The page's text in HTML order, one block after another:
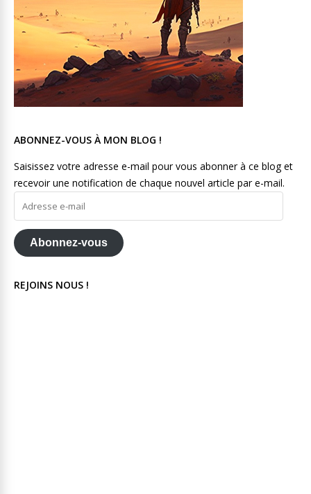
ABONNEZ-VOUS À MON BLOG !
Saisissez votre adresse e-mail pour vous abonner à ce blog et
recevoir une notification de chaque nouvel article par e-mail.
mail
Abonnez-vous
REJOINS NOUS !